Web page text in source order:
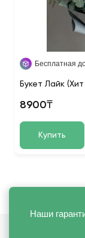
Бесплатная
Букет Лайк
8900₸
Купить
Наши